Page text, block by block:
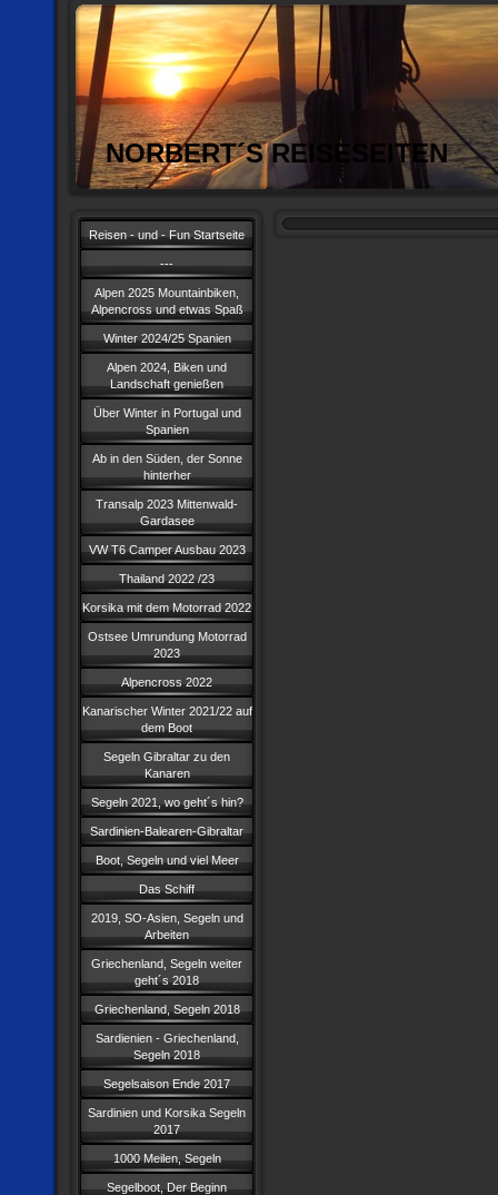
NORBERT´S REISESEITEN
Reisen - und - Fun Startseite
---
Alpen 2025 Mountainbiken,
Alpencross und etwas Spaß
Winter 2024/25 Spanien
Alpen 2024, Biken und
Landschaft genießen
Über Winter in Portugal und
Spanien
Ab in den Süden, der Sonne
hinterher
Transalp 2023 Mittenwald-
Gardasee
VW T6 Camper Ausbau 2023
Thailand 2022 /23
Korsika mit dem Motorrad 2022
Ostsee Umrundung Motorrad
2023
Alpencross 2022
Kanarischer Winter 2021/22 auf
dem Boot
Segeln Gibraltar zu den
Kanaren
Segeln 2021, wo geht´s hin?
Sardinien-Balearen-Gibraltar
Boot, Segeln und viel Meer
Das Schiff
2019, SO-Asien, Segeln und
Arbeiten
Griechenland, Segeln weiter
geht´s 2018
Griechenland, Segeln 2018
Sardienien - Griechenland,
Segeln 2018
Segelsaison Ende 2017
Sardinien und Korsika Segeln
2017
1000 Meilen, Segeln
Segelboot, Der Beginn